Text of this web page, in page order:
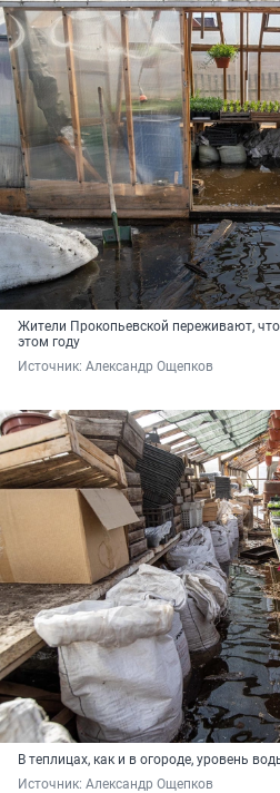
Жители Прокопьевской переживают,
этом году
Источник: Александр Ощепков
В теплицах, как и в огороде, уровень
Источник: Александр Ощепков